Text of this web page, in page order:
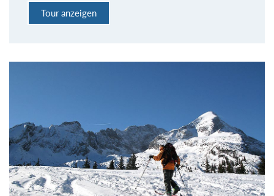
Tour anzeigen